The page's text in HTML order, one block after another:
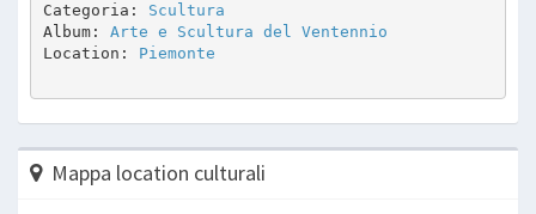
Categoria: Scultura
Album: Arte e Scultura del Ventennio
Location: Piemonte
Mappa location culturali